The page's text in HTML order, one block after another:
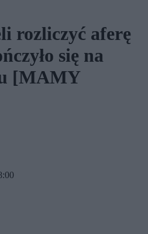
rozliczyć aferę
się na
[MAMY